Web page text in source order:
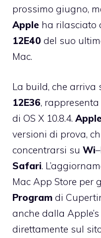
prossimo giugno,
Apple ha rilasciato
12E40 del suo
Mac.
La build, che
12E36,
di OS X 10.8.4. Apple
versioni di prova,
concentrarsi su Wi–
Safari.
Mac App Store per
Program di
anche dalla
direttamente sul